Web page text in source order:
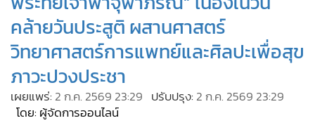
• Cyber BIZ
• ผู้จัดกวน
• Good health & Well-being
• Green Innovation & SD
• Management & HR
MGR Live
คล้ายวันประสูติ ผสานศาสตร์
วิทยาศาสตร์การแพทย์และศิลปะเพื่อสุข
ภาวะปวงประชา
เผยแพร่: 2 ก.ค. 2569 23:29 ปรับปรุง: 2 ก.ค. 2569 23:29
โดย: ผู้จัดการออนไลน์